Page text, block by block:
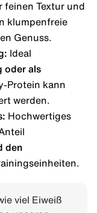
feinen Textur und
klumpenfreie
Genuss.
Ideal
oder als
Protein kann
werden.
Hochwertiges
den
viel Eiweiß